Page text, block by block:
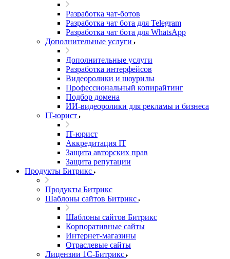
Разработка чат-ботов
Разработка чат бота для Telegram
Разработка чат бота для WhatsApp
Дополнительные услуги
Дополнительные услуги
Разработка интерфейсов
Видеоролики и шоурилы
Профессиональный копирайтинг
Подбор домена
ИИ-видеоролики для рекламы и бизнеса
IT-юрист
IT-юрист
Аккредитация IT
Защита авторских прав
Защита репутации
Продукты Битрикс
Продукты Битрикс
Шаблоны сайтов Битрикс
Шаблоны сайтов Битрикс
Корпоративные сайты
Интернет-магазины
Отраслевые сайты
Лицензии 1С-Битрикс